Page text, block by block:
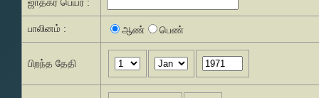
ஜாதகர் பெயர் :
பாலினம் : ஆண் பெண்
பிறந்த தேதி